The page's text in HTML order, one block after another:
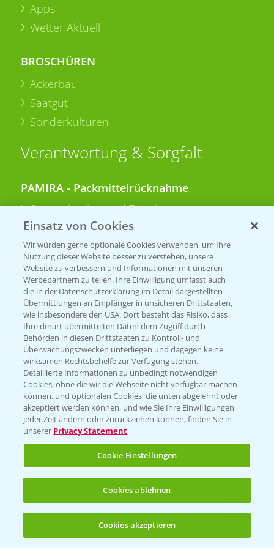
(noch 4)
Apps
Wetter Aktuell
BROSCHÜREN
Ackerbau
Saatgut
Sonderkulturen
Verantwortung & Sorgfalt
PAMIRA - Packmittelrücknahme
Sammelstellen und Termine
PRE - Chemikalien sicher entsorgen
Sammelstellen und Termine
Kontakt & Notfall
Beratung auf WhatsApp
T.+49 (0)174 346 564 1
KONTAKT
Hilfe in Notfällen
T.+49 (0)214/30-20220
Folgen Sie uns
Einsatz von Cookies
Wir würden gerne optionale Cookies verwenden, um Ihre
Nutzung dieser Website besser zu verstehen, unsere
Website zu verbessern und Informationen mit unseren
Werbepartnern zu teilen. Ihre Einwilligung umfasst auch
die in der Datenschutzerklärung im Detail dargestellten
Übermittlungen an Empfänger in unsicheren Drittstaaten,
wie insbesondere den USA. Dort besteht das Risiko, dass
Ihre derart übermittelten Daten dem Zugriff durch
Behörden in diesen Drittstaaten zu Kontroll- und
Überwachungszwecken unterliegen und dagegen keine
wirksamen Rechtsbehelfe zur Verfügung stehen.
Detaillierte Informationen zu unbedingt notwendigen
Cookies, ohne die wir die Webseite nicht verfügbar machen
können, und optionalen Cookies, die unten abgelehnt oder
akzeptiert werden können, und wie Sie Ihre Einwilligungen
jeder Zeit ändern oder zurückziehen können, finden Sie in
unserer Privacy Statement
Cookie Einstellungen
Cookies ablehnen
Cookies akzeptieren